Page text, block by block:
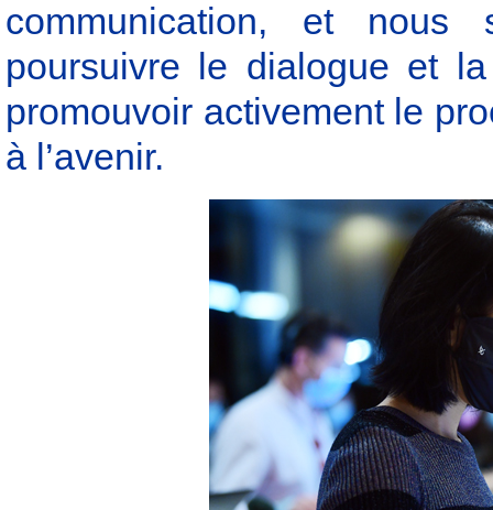
communication, et nous
poursuivre le dialogue et
promouvoir activement le
à l’avenir.